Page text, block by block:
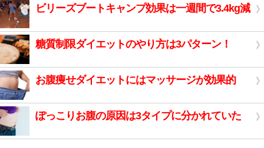
ビリーズブートキャンプ効果は一週間で3.4kg減
糖質制限ダイエットのやり方は3パターン！
お腹痩せダイエットにはマッサージが効果的
ぽっこりお腹の原因は3タイプに分かれていた